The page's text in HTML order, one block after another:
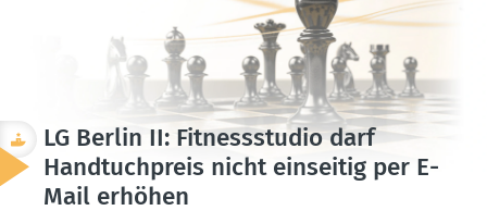
LG Berlin II: Fitness­studio darf
Handtuch­preis nicht einseitig per E-
Mail erhöhen